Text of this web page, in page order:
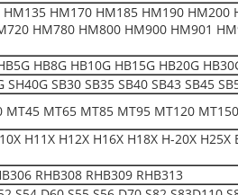
HM170 HM185 HM190
HM780 HM800 HM900 HM901
HB8G HB10G HB15G HB20G
SB30 SB35 SB40 SB43 SB45
MT65 MT85 MT95 MT120
H11X H12X H16X H18X H-20X
RHB308 RHB309 RHB313